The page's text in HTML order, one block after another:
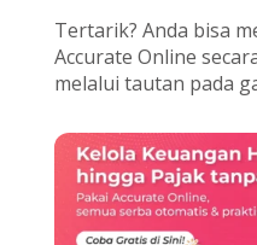
Tertarik? Anda bisa
Accurate Online
melalui tautan pada